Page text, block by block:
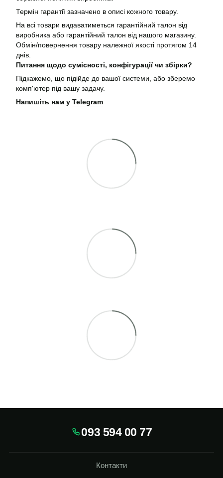
Термін гарантії зазначено в описі кожного товару.
На всі товари видаватиметься гарантійний талон від
виробника або гарантійний талон від нашого магазину.
Обмін/повернення товару належної якості протягом 14
днів.
Питання щодо сумісності, конфігурації чи збірки?
Підкажемо, що підійде до вашої системи, або зберемо
комп'ютер під вашу задачу.
Напишіть нам у Telegram
093 594 00 77
Контакти